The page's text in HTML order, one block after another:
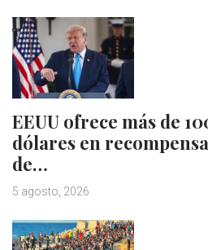
EEUU ofrece más de
dólares en
de…
5 agosto, 2026